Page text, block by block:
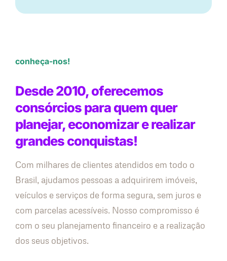
conheça-nos!
Desde 2010, oferecemos
consórcios para quem quer
planejar, economizar e realizar
grandes conquistas!
Com milhares de clientes atendidos em todo o
Brasil, ajudamos pessoas a adquirirem imóveis,
veículos e serviços de forma segura, sem juros e
com parcelas acessíveis. Nosso compromisso é
com o seu planejamento financeiro e a realização
dos seus objetivos.